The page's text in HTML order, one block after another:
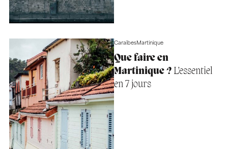
CaraïbesMartinique
Que faire en
Martinique ?L’essentiel
en 7 jours